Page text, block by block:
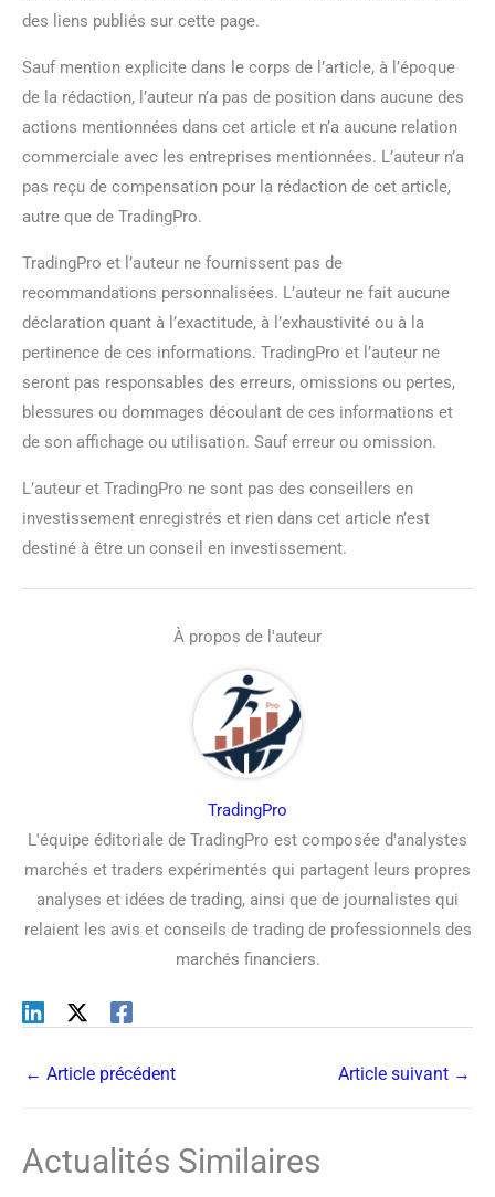
des liens publiés sur cette page.
Sauf mention explicite dans le corps de l’article, à l’époque
de la rédaction, l’auteur n’a pas de position dans aucune des
actions mentionnées dans cet article et n’a aucune relation
commerciale avec les entreprises mentionnées. L’auteur n’a
pas reçu de compensation pour la rédaction de cet article,
autre que de TradingPro.
TradingPro et l’auteur ne fournissent pas de
recommandations personnalisées. L’auteur ne fait aucune
déclaration quant à l’exactitude, à l’exhaustivité ou à la
pertinence de ces informations. TradingPro et l’auteur ne
seront pas responsables des erreurs, omissions ou pertes,
blessures ou dommages découlant de ces informations et
de son affichage ou utilisation. Sauf erreur ou omission.
L’auteur et TradingPro ne sont pas des conseillers en
investissement enregistrés et rien dans cet article n’est
destiné à être un conseil en investissement.
À propos de l'auteur
TradingPro
L'équipe éditoriale de TradingPro est composée d'analystes
marchés et traders expérimentés qui partagent leurs propres
analyses et idées de trading, ainsi que de journalistes qui
relaient les avis et conseils de trading de professionnels des
marchés financiers.
← Article précédent Article suivant →
Actualités Similaires